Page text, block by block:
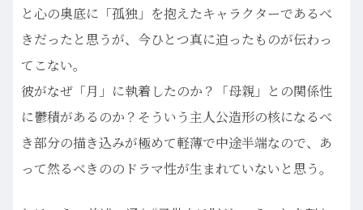
と心の奥底に「孤独」を抱えたキャラクターであるべ
きだったと思うが、今ひとつ真に迫ったものが伝わっ
てこない。
彼がなぜ「月」に執着したのか？「母親」との関係性
に鬱積があるのか？そういう主人公造形の核になるべ
き部分の描き込みが極めて軽薄で中途半端なので、あ
って然るべきののドラマ性が生まれていないと思う。